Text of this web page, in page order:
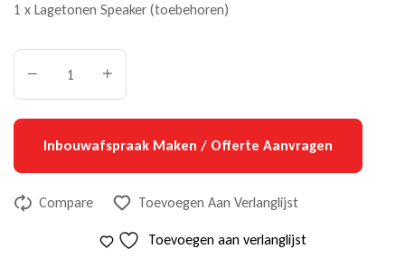
1 x Lagetonen Speaker (toebehoren)
Inbouwafspraak Maken / Offerte Aanvragen
Compare Toevoegen Aan Verlanglijst
Toevoegen aan verlanglijst